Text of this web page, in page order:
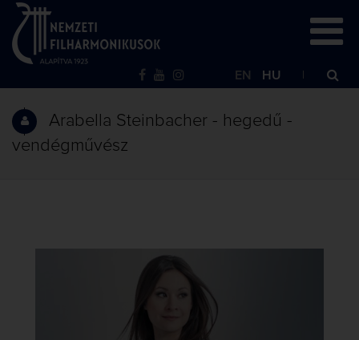
EN HU
Arabella Steinbacher - hegedű -
vendégművész